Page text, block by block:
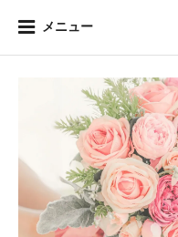
メニュー